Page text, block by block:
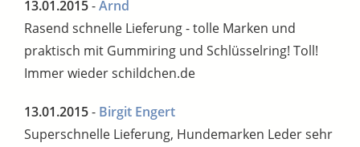
13.01.2015-Arnd
Rasend schnelle Lieferung - tolle Marken und
praktisch mit Gummiring und Schlüsselring! Toll!
Immer wieder schildchen.de
13.01.2015- Birgit Engert
Superschnelle Lieferung, Hundemarken Leder sehr